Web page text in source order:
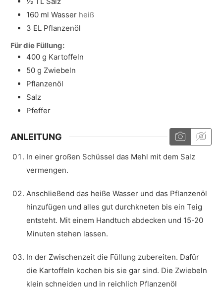
160 ml Wasser heiß
3 EL Pflanzenöl
Für die Füllung:
400 g Kartoffeln
50 g Zwiebeln
Pflanzenöl
Salz
Pfeffer
ANLEITUNG
In einer großen Schüssel das Mehl mit dem Salz
vermengen.
Anschließend das heiße Wasser und das Pflanzenöl
hinzufügen und alles gut durchkneten bis ein Teig
entsteht. Mit einem Handtuch abdecken und 15-20
Minuten stehen lassen.
In der Zwischenzeit die Füllung zubereiten. Dafür
die Kartoffeln kochen bis sie gar sind. Die Zwiebeln
klein schneiden und in reichlich Pflanzenöl